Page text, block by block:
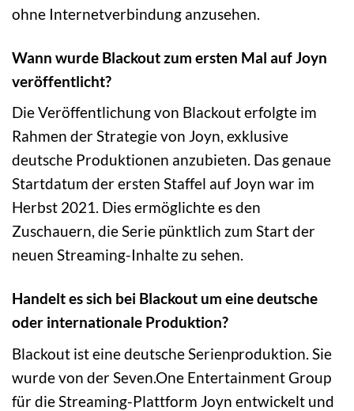
ohne Internetverbindung anzusehen.
Wann wurde Blackout zum ersten Mal auf Joyn
veröffentlicht?
Die Veröffentlichung von Blackout erfolgte im
Rahmen der Strategie von Joyn, exklusive
deutsche Produktionen anzubieten. Das genaue
Startdatum der ersten Staffel auf Joyn war im
Herbst 2021. Dies ermöglichte es den
Zuschauern, die Serie pünktlich zum Start der
neuen Streaming-Inhalte zu sehen.
Handelt es sich bei Blackout um eine deutsche
oder internationale Produktion?
Blackout ist eine deutsche Serienproduktion. Sie
wurde von der Seven.One Entertainment Group
für die Streaming-Plattform Joyn entwickelt und